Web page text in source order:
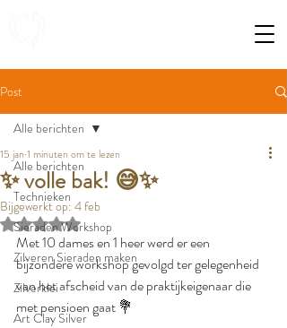
Post
Alle berichten
Technieken
Sieraden Workshop
Zilveren Sieraden maken
Zilverklei
Art Clay Silver
Alle berichten
✨ volle bak! 😅✨
15 jan 1 minuten om te lezen
Bijgewerkt op: 4 feb
Beoordeeld met NaN uit 5 sterren.
Met 10 dames en 1 heer werd er een
bijzondere workshop gevolgd ter gelegenheid
van het afscheid van de praktijk­eigenaar die
met pensioen gaat 💐